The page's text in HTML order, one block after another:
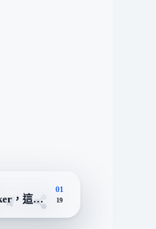
，這一步帶來了什麼
01
19